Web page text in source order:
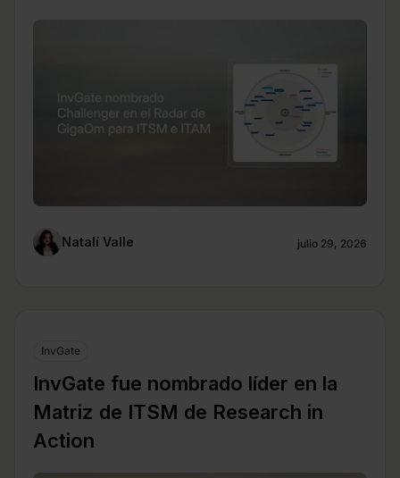
Natalí Valle julio 29, 2026
InvGate
InvGate fue nombrado líder en la
Matriz de ITSM de Research in
Action